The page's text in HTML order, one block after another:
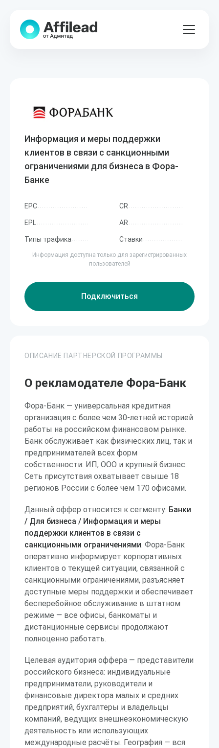
Информация и меры поддержки
клиентов в связи с санкционными
ограничениями для бизнеса в Фора-
Банке
EPC CR
EPL AR
Типы трафика Ставки
Информация доступна только для зарегистрированных
пользователей
Подключиться
ОПИСАНИЕ ПАРТНЕРСКОЙ ПРОГРАММЫ
О рекламодателе Фора-Банк
Фора-Банк — универсальная кредитная
организация с более чем 30-летней историей
работы на российском финансовом рынке.
Банк обслуживает как физических лиц, так и
предпринимателей всех форм
собственности: ИП, ООО и крупный бизнес.
Сеть присутствия охватывает свыше 18
регионов России с более чем 170 офисами.
Данный оффер относится к сегменту: Банки
/ Для бизнеса / Информация и меры
поддержки клиентов в связи с
санкционными ограничениями. Фора-Банк
оперативно информирует корпоративных
клиентов о текущей ситуации, связанной с
санкционными ограничениями, разъясняет
доступные меры поддержки и обеспечивает
бесперебойное обслуживание в штатном
режиме — все офисы, банкоматы и
дистанционные сервисы продолжают
полноценно работать.
Целевая аудитория оффера — представители
российского бизнеса: индивидуальные
предприниматели, руководители и
финансовые директора малых и средних
предприятий, бухгалтеры и владельцы
компаний, ведущих внешнеэкономическую
деятельность или использующих
международные расчёты. География — вся